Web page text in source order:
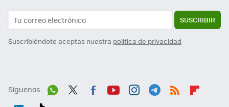
SUSCRIBIR
Suscribiéndote aceptas nuestra política de privacidad
Síguenos